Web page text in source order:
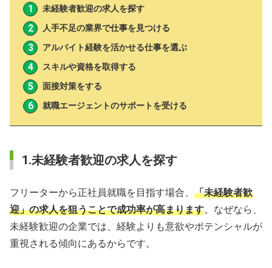
未経験者歓迎の求人を探す
人手不足の業界で仕事を見つける
アルバイト経験を活かせる仕事を選ぶ
スキルや資格を取得する
面接対策をする
就職エージェントのサポートを受ける
1.未経験者歓迎の求人を探す
フリーターから正社員就職を目指す場合、 「未経験者歓
迎」の求人を狙うことで成功率が高まります。なぜなら、
未経験歓迎の企業では、経験よりも意欲やポテンシャルが
重視される傾向にあるからです。